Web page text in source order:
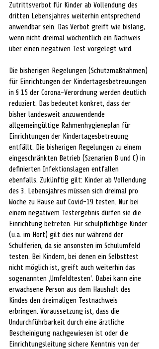
Zutrittsverbot für Kinder ab Vollendung des
dritten Lebensjahres weiterhin entsprechend
anwendbar sein. Das Verbot greift wie bislang,
wenn nicht dreimal wöchentlich ein Nachweis
über einen negativen Test vorgelegt wird.
Die bisherigen Regelungen (Schutzmaßnahmen)
für Einrichtungen der Kindertagesbetreuungen
in § 15 der Corona-Verordnung werden deutlich
reduziert. Das bedeutet konkret, dass der
bisher landesweit anzuwendende
allgemeingültige Rahmenhygieneplan für
Einrichtungen der Kindertagesbetreuung
entfällt. Die bisherigen Regelungen zu einem
eingeschränkten Betrieb (Szenarien B und C) in
definierten Infektionslagen entfallen
ebenfalls. Zukünftig gilt: Kinder ab Vollendung
des 3. Lebensjahres müssen sich dreimal pro
Woche zu Hause auf Covid-19 testen. Nur bei
einem negativem Testergebnis dürfen sie die
Einrichtung betreten. Für schulpflichtige Kinder
(u.a. im Hort) gilt dies nur während der
Schulferien, da sie ansonsten im Schulumfeld
testen. Bei Kindern, bei denen ein Selbsttest
nicht möglich ist, greift auch weiterhin das
sogenannten ‚Umfeldtesten‘. Dabei kann eine
erwachsene Person aus dem Haushalt des
Kindes den dreimaligen Testnachweis
erbringen. Voraussetzung ist, dass die
Undurchführbarkeit durch eine ärztliche
Bescheinigung nachgewiesen ist oder die
Einrichtungsleitung sichere Kenntnis von der